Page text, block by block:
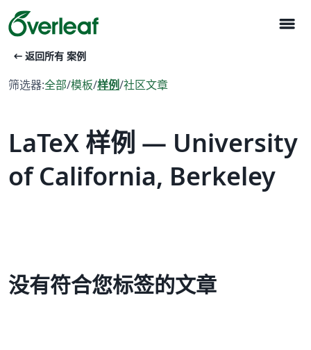
menu
arrow_left_alt 返回所有 案例
筛选器:全部/模板/样例/社区文章
LaTeX 样例 — University
of California, Berkeley
没有符合您标签的文章